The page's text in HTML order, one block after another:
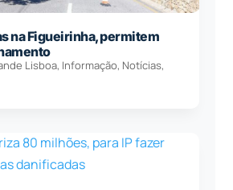
na Figueirinha, permitem
Lisboa, Informação, Notícias,